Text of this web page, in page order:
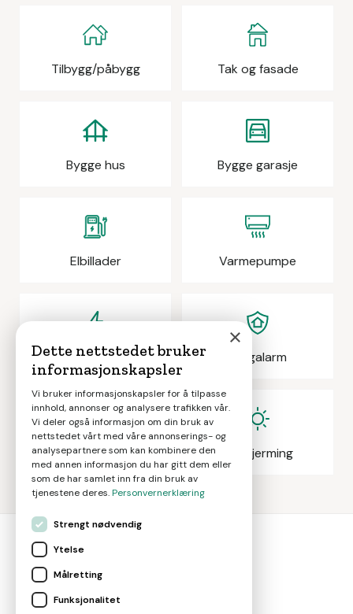
Tilbygg/påbygg Tak og fasade
Bygge hus Bygge garasje
Elbillader Varmepumpe
Elektrikeroppdrag Boligalarm
Eiendomsmegling Solskjerming
Gjør smarte boligvalg
×
Dette nettstedet bruker
informasjonskapsler
Vi bruker informasjonskapsler for å tilpasse
innhold, annonser og analysere trafikken vår.
Vi deler også informasjon om din bruk av
nettstedet vårt med våre annonserings- og
analysepartnere som kan kombinere den
med annen informasjon du har gitt dem eller
som de har samlet inn fra din bruk av
tjenestene deres.Personvernerklæring
Strengt nødvendig
Ytelse
Målretting
Funksjonalitet